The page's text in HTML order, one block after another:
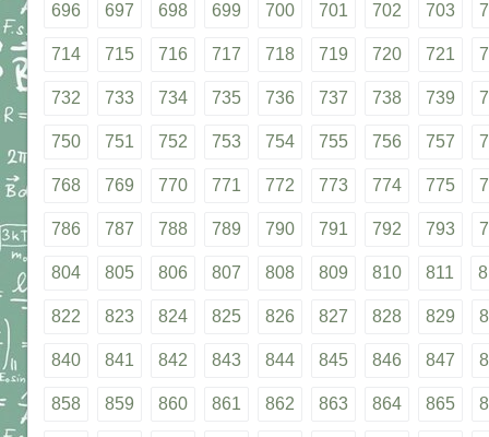
696 697 698 699 700 701 702 703
714 715 716 717 718 719 720 721
732 733 734 735 736 737 738 739
750 751 752 753 754 755 756 757
768 769 770 771 772 773 774 775
786 787 788 789 790 791 792 793
804 805 806 807 808 809 810 811
822 823 824 825 826 827 828 829
840 841 842 843 844 845 846 847
858 859 860 861 862 863 864 865